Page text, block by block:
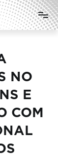
do
NO
E
COM